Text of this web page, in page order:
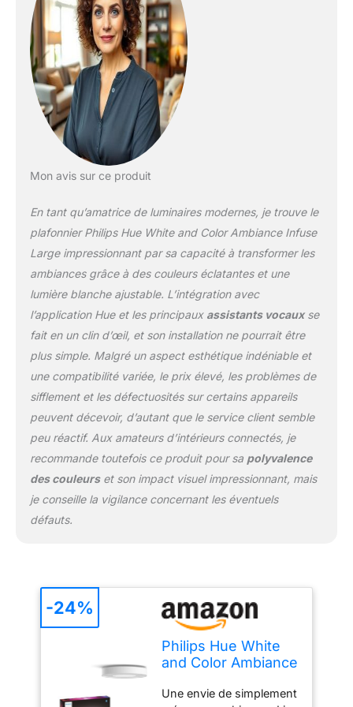
d'une expérience
d'éclairage connectée
optimale Ajoutez le pont
Hue (non fourni) et
étendez votre
écosystème en
connectant jusqu'à 50
points d'éclairage tout en
bénéficiant de
jeux vidéos, les films et la
musique...). Contrôlez
votre plafonnier chambre
depuis un accessoire
votre assistant vocal (
Alexa, Google Assistant,
etc...) Déjà utilisateur
Philips Hue: ce luminaire
plafonnier connecté
compatible Bluetooth,
peut se connecter avec
votre pont Hue et être
intégrée simplement à
votre écosystème Hue
existant Ce produit est
un produit contenant.
Les produits contenants
sources lumineuses
contenues. Ce produit
contient une source
lumineuse de classe
d'efficacité énergétique g
Mon avis sur ce produit
En tant qu’amatrice de luminaires modernes, je trouve le
plafonnier Philips Hue White and Color Ambiance Infuse
Large impressionnant par sa capacité à transformer les
ambiances grâce à des couleurs éclatantes et une
lumière blanche ajustable. L’intégration avec
l’application Hue et les principaux assistants vocauxse
fait en un clin d’œil, et son installation ne pourrait être
plus simple. Malgré un aspect esthétique indéniable et
une compatibilité variée, le prix élevé, les problèmes de
sifflement et les défectuosités sur certains appareils
peuvent décevoir, d’autant que le service client semble
peu réactif. Aux amateurs d’intérieurs connectés, je
recommande toutefois ce produit pour sa polyvalence
des couleurset son impact visuel impressionnant, mais
je conseille la vigilance concernant les éventuels
défauts.
Philips Hue White
and Color Ambiance
Large, Blanc,
Une envie de simplement
-24%